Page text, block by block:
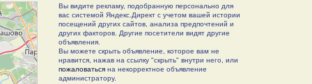
Вы видите рекламу, подобранную персонально для
вас системой Яндекс.Директ с учетом вашей истории
посещений других сайтов, анализа предпочтений и
других факторов. Другие посетители видят другие
объявления.
Вы можете скрыть объявление, которое вам не
нравится, нажав на ссылку "скрыть" внутри него, или
пожаловатьсяна некорректное объявление
администратору.